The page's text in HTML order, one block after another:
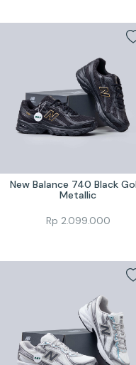
New Balance 740 Black
Metallic
Rp 2.099.000